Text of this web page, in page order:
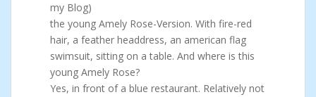
my Blog)
the young Amely Rose-Version. With fire-red
hair, a feather headdress, an american flag
swimsuit, sitting on a table. And where is this
young Amely Rose?
Yes, in front of a blue restaurant. Relatively not